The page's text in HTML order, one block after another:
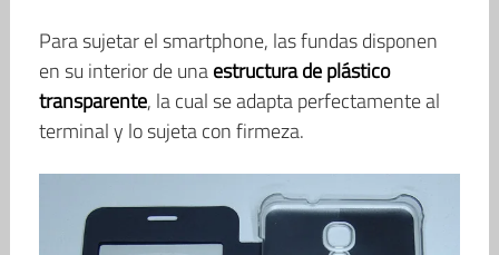
Para sujetar el smartphone, las fundas disponen
en su interior de unaestructura de plástico
transparente, la cual se adapta perfectamente al
terminal y lo sujeta con firmeza.